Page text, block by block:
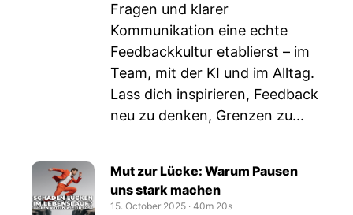
Fragen und klarer
Kommunikation eine echte
Feedbackkultur etablierst – im
Team, mit der KI und im Alltag.
Lass dich inspirieren, Feedback
neu zu denken, Grenzen zu...
Mut zur Lücke: Warum Pausen
uns stark machen
15. October 2025 ‧ 40m 20s